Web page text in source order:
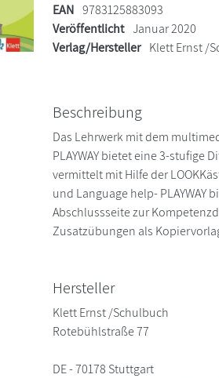
EAN 9783125883093
Veröffentlicht Januar 2020
Verlag/Hersteller Klett Ernst /
Beschreibung
Das Lehrwerk mit dem
PLAYWAY bietet eine 3-stufige
vermittelt mit Hilfe der
und Language help- PLAYWAY
Abschlussseite zur
Zusatzübungen als
Hersteller
Klett Ernst /Schulbuch
Rotebühlstraße 77
DE - 70178 Stuttgart